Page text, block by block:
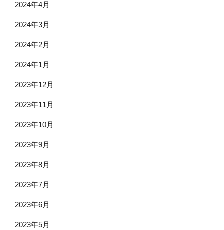
2024年4月
2024年3月
2024年2月
2024年1月
2023年12月
2023年11月
2023年10月
2023年9月
2023年8月
2023年7月
2023年6月
2023年5月